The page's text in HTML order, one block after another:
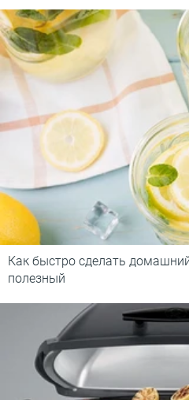
Как быстро сделать
полезный